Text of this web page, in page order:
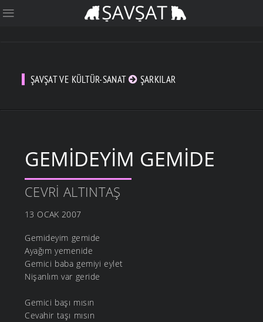
ŞAVŞAT VE KÜLTÜR-SANAT ŞARKILAR
GEMIDEYIM GEMIDE
CEVRI ALTINTAŞ
13 OCAK 2007
Gemideyim gemide
Ayağım yemenide
Gemici baba gemiyi eylet
Nişanlım var geride
Gemici başı mısın
Cevahir taşı mısın